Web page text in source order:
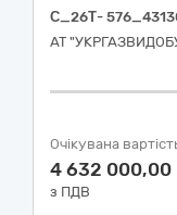
АТ
Очікувана
4 632 000,00
з ПДВ